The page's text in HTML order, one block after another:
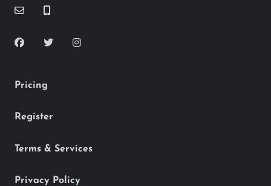
Pricing
Register
Terms & Services
Privacy Policy